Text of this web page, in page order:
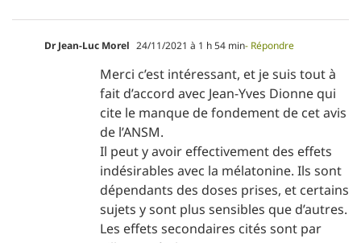
Dr Jean-Luc Morel 24/11/2021 à 1 h 54 min- Répondre
Merci c’est intéressant, et je suis tout à
fait d’accord avec Jean-Yves Dionne qui
cite le manque de fondement de cet avis
de l’ANSM.
Il peut y avoir effectivement des effets
indésirables avec la mélatonine. Ils sont
dépendants des doses prises, et certains
sujets y sont plus sensibles que d’autres.
Les effets secondaires cités sont par